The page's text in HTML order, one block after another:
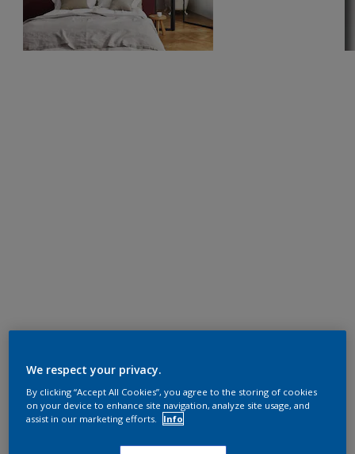
We respect your privacy.
By clicking “Accept All Cookies”, you agree to the storing of cookies
on your device to enhance site navigation, analyze site usage, and
assist in our marketing efforts.
Info